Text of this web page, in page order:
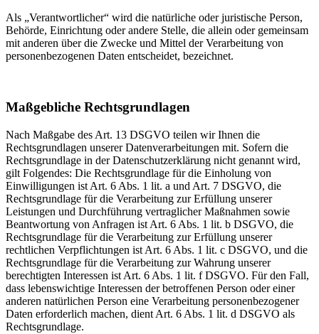
Als „Verantwortlicher“ wird die natürliche oder juristische Person,
Behörde, Einrichtung oder andere Stelle, die allein oder gemeinsam
mit anderen über die Zwecke und Mittel der Verarbeitung von
personenbezogenen Daten entscheidet, bezeichnet.
Maßgebliche Rechtsgrundlagen
Nach Maßgabe des Art. 13 DSGVO teilen wir Ihnen die
Rechtsgrundlagen unserer Datenverarbeitungen mit. Sofern die
Rechtsgrundlage in der Datenschutzerklärung nicht genannt wird,
gilt Folgendes: Die Rechtsgrundlage für die Einholung von
Einwilligungen ist Art. 6 Abs. 1 lit. a und Art. 7 DSGVO, die
Rechtsgrundlage für die Verarbeitung zur Erfüllung unserer
Leistungen und Durchführung vertraglicher Maßnahmen sowie
Beantwortung von Anfragen ist Art. 6 Abs. 1 lit. b DSGVO, die
Rechtsgrundlage für die Verarbeitung zur Erfüllung unserer
rechtlichen Verpflichtungen ist Art. 6 Abs. 1 lit. c DSGVO, und die
Rechtsgrundlage für die Verarbeitung zur Wahrung unserer
berechtigten Interessen ist Art. 6 Abs. 1 lit. f DSGVO. Für den Fall,
dass lebenswichtige Interessen der betroffenen Person oder einer
anderen natürlichen Person eine Verarbeitung personenbezogener
Daten erforderlich machen, dient Art. 6 Abs. 1 lit. d DSGVO als
Rechtsgrundlage.